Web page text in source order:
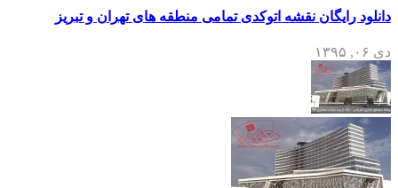
دانلود رایگان نقشه اتوکدی تمامی منطقه های تهران و تبریز
دی ۰۶, ۱۳۹۵